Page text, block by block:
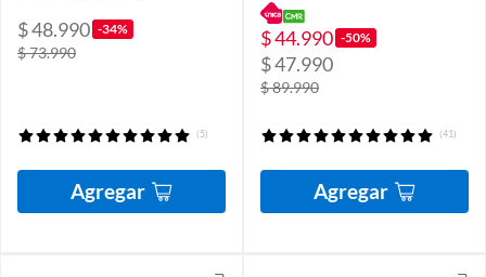
$ 48.990 -34%
$ 73.990
(5)
Agregar
$ 44.990 -50%
$ 47.990
$ 89.990
(41)
Agregar